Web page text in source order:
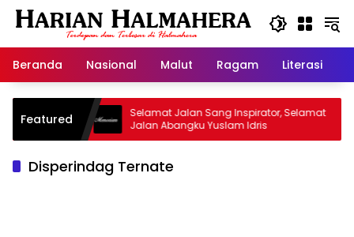
Langsung
Beranda
Nasional Malut Ragam Literasi
Featured
Selamat Jalan Sang Inspirator, Selamat
Jalan Abangku Yuslam Idris
Disperindag Ternate